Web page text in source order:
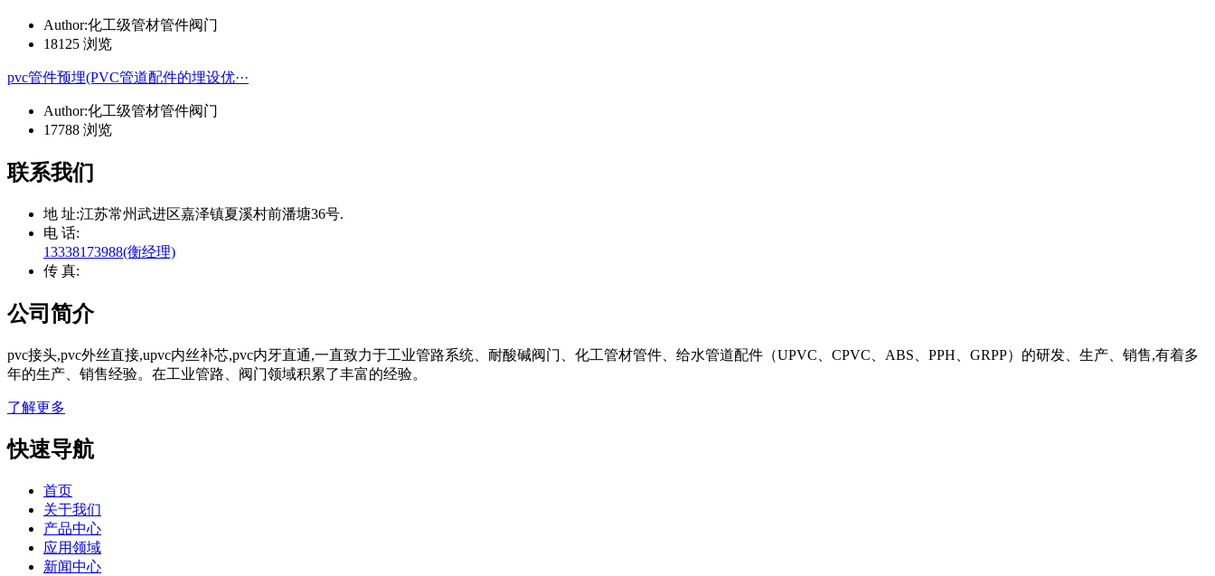
Author:化工级管材管件阀门
18125 浏览
pvc管件预埋(PVC管道配件的埋设优···
Author:化工级管材管件阀门
17788 浏览
联系我们
地 址:江苏常州武进区嘉泽镇夏溪村前潘塘36号.
电 话:
13338173988(衡经理)
传 真:
公司简介
pvc接头,pvc外丝直接,upvc内丝补芯,pvc内牙直通,一直致力于工业管路系统、耐酸碱阀门、化工管材管件、给水管道配件（UPVC、CPVC、ABS、PPH、GRPP）的研发、生产、销售,有着多
年的生产、销售经验。在工业管路、阀门领域积累了丰富的经验。
了解更多
快速导航
首页
关于我们
产品中心
应用领域
新闻中心